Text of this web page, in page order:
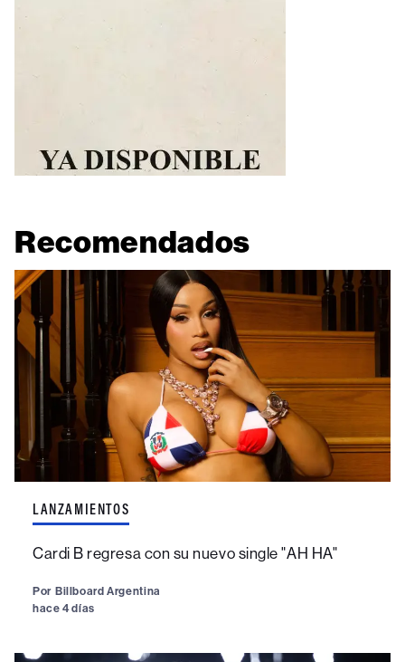
Recomendados
LANZAMIENTOS
Cardi B regresa con su nuevo single "AH HA"
Por Billboard Argentina
hace 4 días